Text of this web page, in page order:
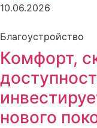
10.06.2026
Благоустройство
Комфорт,
нового